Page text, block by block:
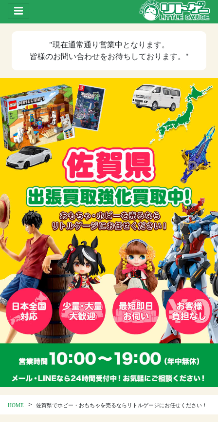
Toggle drawer
"現在通常通り営業中 となります。
皆様のお問い合わせをお待ちしております。"
HOME > 佐賀県でホビー・おもちゃを売るならリトルゲージにお任せください！